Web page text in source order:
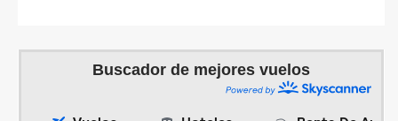
Buscador de mejores vuelos